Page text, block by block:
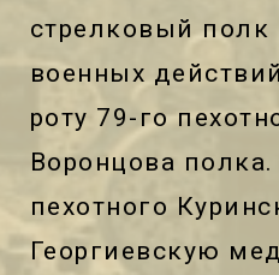
стрелковый полк
военных
роту 79-го
Воронцова
пехотного
Георгиевскую